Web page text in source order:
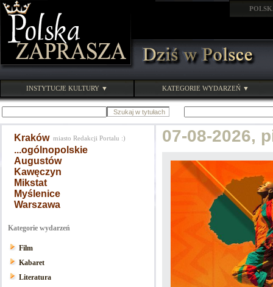
INSTYTUCJE KULTURY ▼ KATEGORIE WYDARZEŃ ▼
Kraków miasto Redakcji Portalu :)
...ogólnopolskie
Augustów
Kawęczyn
Mikstat
Myślenice
Warszawa
Kategorie wydarzeń
Film
Kabaret
Literatura
07-08-2026,